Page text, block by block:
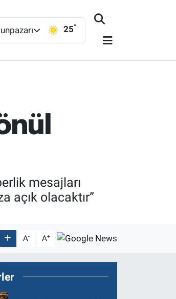
25°
mesajları
açık olacaktır”
A- A+